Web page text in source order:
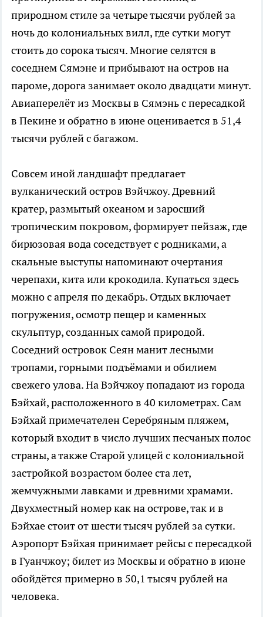
природном стиле за четыре тысячи рублей за
ночь до колониальных вилл, где сутки могут
стоить до сорока тысяч. Многие селятся в
соседнем Сямэне и прибывают на остров на
пароме, дорога занимает около двадцати минут.
Авиаперелёт из Москвы в Сямэнь с пересадкой
в Пекине и обратно в июне оценивается в 51,4
тысячи рублей с багажом.
Совсем иной ландшафт предлагает
вулканический остров Вэйчжоу. Древний
кратер, размытый океаном и заросший
тропическим покровом, формирует пейзаж, где
бирюзовая вода соседствует с родниками, а
скальные выступы напоминают очертания
черепахи, кита или крокодила. Купаться здесь
можно с апреля по декабрь. Отдых включает
погружения, осмотр пещер и каменных
скульптур, созданных самой природой.
Соседний островок Сеян манит лесными
тропами, горными подъёмами и обилием
свежего улова. На Вэйчжоу попадают из города
Бэйхай, расположенного в 40 километрах. Сам
Бэйхай примечателен Серебряным пляжем,
который входит в число лучших песчаных полос
страны, а также Старой улицей с колониальной
застройкой возрастом более ста лет,
жемчужными лавками и древними храмами.
Двухместный номер как на острове, так и в
Бэйхае стоит от шести тысяч рублей за сутки.
Аэропорт Бэйхая принимает рейсы с пересадкой
в Гуанчжоу; билет из Москвы и обратно в июне
обойдётся примерно в 50,1 тысяч рублей на
человека.